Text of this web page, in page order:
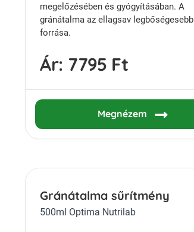
megelőzésében és gyógyításában. A
gránátalma az ellagsav legbőségesebb
forrása.
Ár: 7795 Ft
Megnézem
Gránátalma sűrítmény
500ml Optima Nutrilab